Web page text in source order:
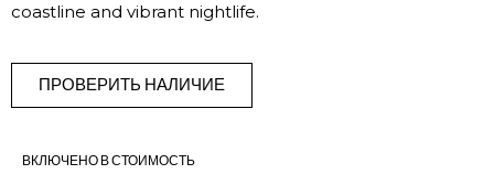
coastline and vibrant nightlife.
ПРОВЕРИТЬ НАЛИЧИЕ
ВКЛЮЧЕНО В СТОИМОСТЬ